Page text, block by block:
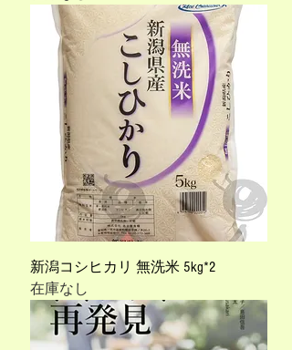
新潟コシヒカリ 無洗米 5kg*2
在庫なし